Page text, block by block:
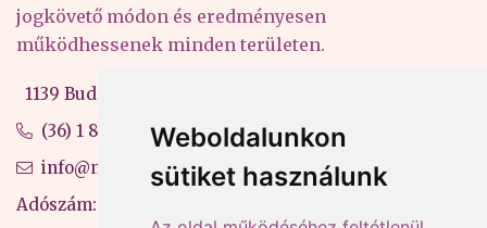
Weboldalunkon
sütiket használunk
jogkövető módon és eredményesen
működhessenek minden területen.
1139 Budapest, Váci út 99-105. 4. em.
(36) 1 880 76 00
info@mprx.hu
Adószám: 13598145-2-41